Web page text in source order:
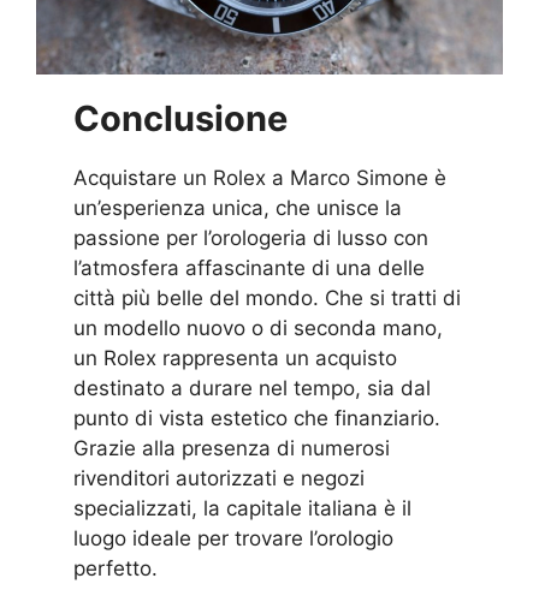
Conclusione
Acquistare un Rolex a Marco Simone è
un’esperienza unica, che unisce la
passione per l’orologeria di lusso con
l’atmosfera affascinante di una delle
città più belle del mondo. Che si tratti di
un modello nuovo o di seconda mano,
un Rolex rappresenta un acquisto
destinato a durare nel tempo, sia dal
punto di vista estetico che finanziario.
Grazie alla presenza di numerosi
rivenditori autorizzati e negozi
specializzati, la capitale italiana è il
luogo ideale per trovare l’orologio
perfetto.